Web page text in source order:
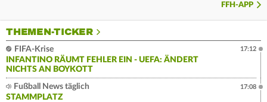
FFH-APP
THEMEN-TICKER
FIFA-Krise
INFANTINO RÄUMT FEHLER EIN - UEFA: ÄNDERT
NICHTS AN BOYKOTT
17:12
Fußball News täglich
STAMMPLATZ
17:08